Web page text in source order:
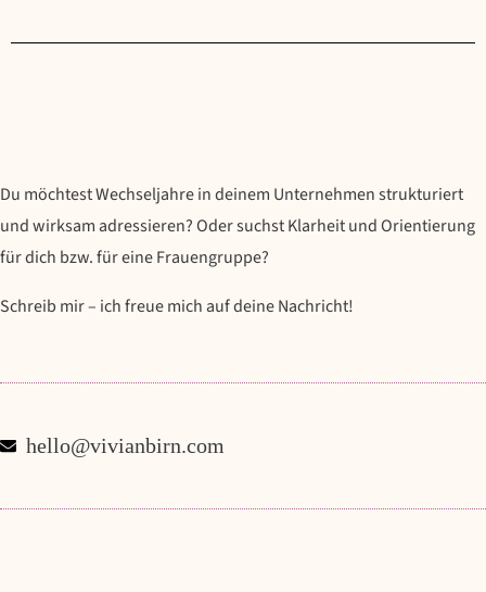
Du möchtest Wechseljahre in deinem Unternehmen strukturiert
und wirksam adressieren? Oder suchst Klarheit und Orientierung
für dich bzw. für eine Frauengruppe?
Schreib mir – ich freue mich auf deine Nachricht!
hello@vivianbirn.com